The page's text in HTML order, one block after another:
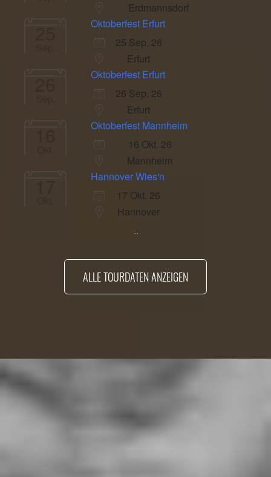
Erdmannsdorf
25
Oktoberfest Erfurt
25 Sep. 26
Erfurt
26
Oktoberfest Erfurt
26 Sep. 26
Erfurt
16
Oktoberfest Mannheim
16 Okt. 26
Mannheim
17
Hannover Wies'n
17 Okt. 26
Hannover
...
ALLE TOURDATEN ANZEIGEN